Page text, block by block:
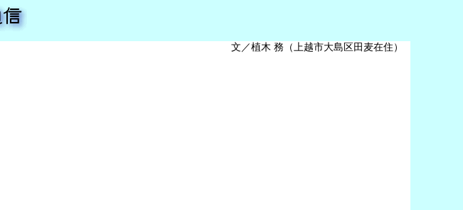
文／植木 務（上越市大島区田麦在住）